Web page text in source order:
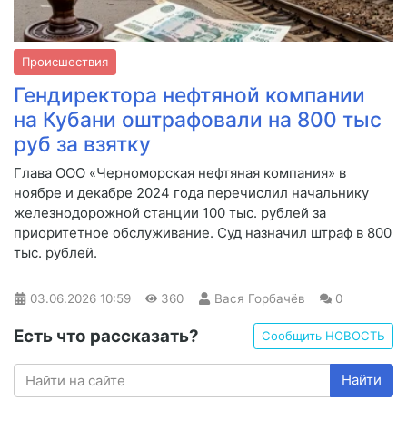
Происшествия
Гендиректора нефтяной компании
на Кубани оштрафовали на 800 тыс
руб за взятку
Глава ООО «Черноморская нефтяная компания» в
ноябре и декабре 2024 года перечислил начальнику
железнодорожной станции 100 тыс. рублей за
приоритетное обслуживание. Суд назначил штраф в 800
тыс. рублей.
03.06.2026 10:59 360 Вася Горбачёв 0
Есть что рассказать? Сообщить НОВОСТЬ
Найти